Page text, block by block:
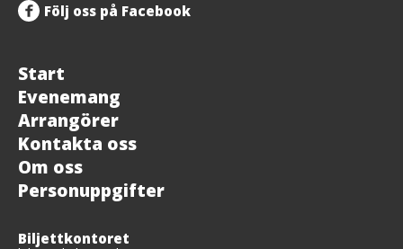
Följ oss på Facebook
Start
Evenemang
Arrangörer
Kontakta oss
Om oss
Personuppgifter
Biljettkontoret